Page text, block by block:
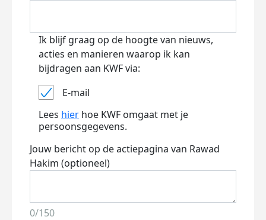
Ik blijf graag op de hoogte van nieuws,
acties en manieren waarop ik kan
bijdragen aan KWF via:
E-mail
Lees hier hoe KWF omgaat met je
persoonsgegevens.
Jouw bericht op de actiepagina van Rawad
Hakim (optioneel)
0/150